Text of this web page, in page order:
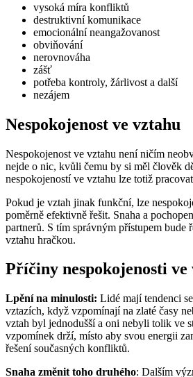
vysoká míra konfliktů
destruktivní komunikace
emocionální neangažovanost
obviňování
nerovnováha
zášť
potřeba kontroly, žárlivost a další
nezájem
Nespokojenost ve vztahu
Nespokojenost ve vztahu není ničím
nejde o nic, kvůli čemu by si měl člověk
nespokojeností ve vztahu lze totiž
Pokud je vztah jinak funkční, lze
poměrně efektivně řešit. Snaha a
partnerů. S tím správným přístupem bude
vztahu hračkou.
Příčiny nespokojenosti ve
Lpění na minulosti: Lidé mají tendenci
vztazích, když vzpomínají na zlaté časy
vztah byl jednodušší a oni nebyli tolik ve
vzpomínek drží, místo aby svou energii
řešení současných konfliktů.
Snaha změnit toho druhého: Dalším